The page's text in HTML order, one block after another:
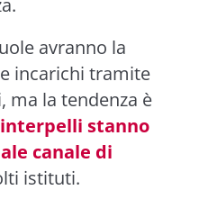
avranno la
incarichi tramite
la tendenza è
stanno
canale di
istituti.